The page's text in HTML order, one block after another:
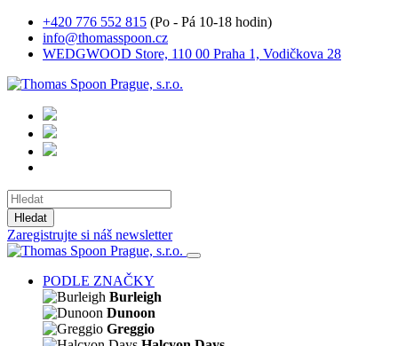
+420 776 552 815 (Po - Pá 10-18 hodin)
info@thomasspoon.cz
WEDGWOOD Store, 110 00 Praha 1, Vodičkova 28
Hledat
Zaregistrujte si náš newsletter
PODLE ZNAČKY
Burleigh
Dunoon
Greggio